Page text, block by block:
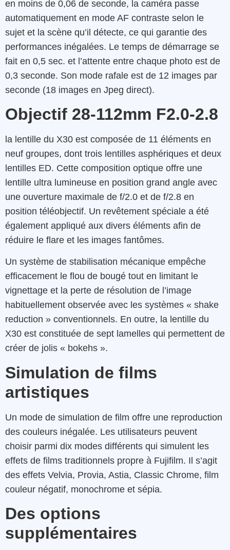
en moins de 0,06 de seconde, la caméra passe
automatiquement en mode AF contraste selon le
sujet et la scène qu’il détecte, ce qui garantie des
performances inégalées. Le temps de démarrage se
fait en 0,5 sec. et l’attente entre chaque photo est de
0,3 seconde. Son mode rafale est de 12 images par
seconde (18 images en Jpeg direct).
Objectif 28-112mm F2.0-2.8
la lentille du X30 est composée de 11 éléments en
neuf groupes, dont trois lentilles asphériques et deux
lentilles ED. Cette composition optique offre une
lentille ultra lumineuse en position grand angle avec
une ouverture maximale de f/2.0 et de f/2.8 en
position téléobjectif. Un revêtement spéciale a été
également appliqué aux divers éléments afin de
réduire le flare et les images fantômes.
Un système de stabilisation mécanique empêche
efficacement le flou de bougé tout en limitant le
vignettage et la perte de résolution de l’image
habituellement observée avec les systèmes « shake
reduction » conventionnels. En outre, la lentille du
X30 est constituée de sept lamelles qui permettent de
créer de jolis « bokehs ».
Simulation de films
artistiques
Un mode de simulation de film offre une reproduction
des couleurs inégalée. Les utilisateurs peuvent
choisir parmi dix modes différents qui simulent les
effets de films traditionnels propre à Fujifilm. Il s’agit
des effets Velvia, Provia, Astia, Classic Chrome, film
couleur négatif, monochrome et sépia.
Des options
supplémentaires